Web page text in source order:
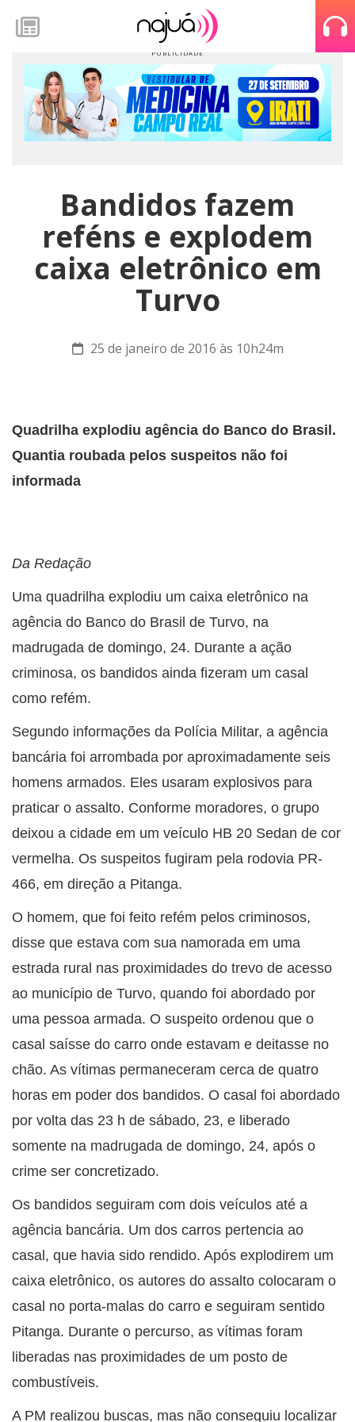
Bandidos fazem
reféns e explodem
caixa eletrônico em
Turvo
25 de janeiro de 2016 às 10h24m
Quadrilha explodiu agência do Banco do Brasil.
Quantia roubada pelos suspeitos não foi
informada
Da Redação
Uma quadrilha explodiu um caixa eletrônico na
agência do Banco do Brasil de Turvo, na
madrugada de domingo, 24. Durante a ação
criminosa, os bandidos ainda fizeram um casal
como refém.
Segundo informações da Polícia Militar, a agência
bancária foi arrombada por aproximadamente seis
homens armados. Eles usaram explosivos para
praticar o assalto. Conforme moradores, o grupo
deixou a cidade em um veículo HB 20 Sedan de cor
vermelha. Os suspeitos fugiram pela rodovia PR-
466, em direção a Pitanga.
O homem, que foi feito refém pelos criminosos,
disse que estava com sua namorada em uma
estrada rural nas proximidades do trevo de acesso
ao município de Turvo, quando foi abordado por
uma pessoa armada. O suspeito ordenou que o
casal saísse do carro onde estavam e deitasse no
chão. As vítimas permaneceram cerca de quatro
horas em poder dos bandidos. O casal foi abordado
por volta das 23 h de sábado, 23, e liberado
somente na madrugada de domingo, 24, após o
crime ser concretizado.
Os bandidos seguiram com dois veículos até a
agência bancária. Um dos carros pertencia ao
casal, que havia sido rendido. Após explodirem um
caixa eletrônico, os autores do assalto colocaram o
casal no porta-malas do carro e seguiram sentido
Pitanga. Durante o percurso, as vítimas foram
liberadas nas proximidades de um posto de
combustíveis.
A PM realizou buscas, mas não conseguiu localizar